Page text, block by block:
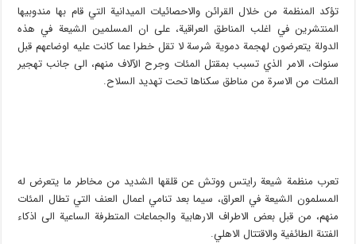
تؤكد المنظمة من خلال القرائن والاحصائيات الميدانية التي قام بها مندوبيها
المنتشرين في اغلب المناطق العراقية، على ان المسلمين الشيعة في هذه
الدولة يتعرضون لهجمة دموية شرسة لا تقل خطرا عما كانت عليه اوضاعهم قبل
سنوات، الامر الذي تسبب بمقتل المئات وجرح الآلاف منهم، الى جانب تهجير
المئات من الاسرة من مناطق سكناها تحت تهديد السلاح.
تعرب منظمة شيعة رايتس ووتش عن قلقها الشديد من مخاطر ما يتعرض له
المسلمون الشيعة في العراق، سيما بعد تنامي اعمال العنف التي تطال المئات
منهم، من قبل بعض الاطراف الارهابية والجماعات المتطرفة الساعية الى اذكاء
الفتنة الطائفية والاقتتال الاهلي.